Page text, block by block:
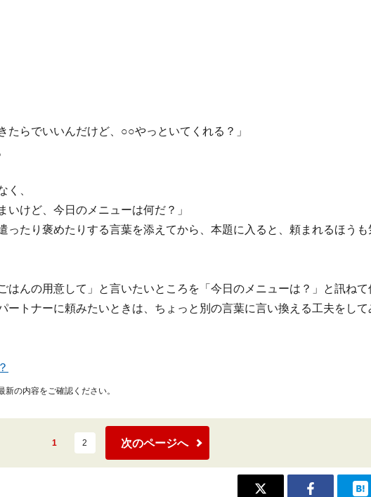
たらでいいんだけど、○○やっといてくれる？」
く、
いけど、今日のメニューは何だ？」
ったり褒めたりする言葉を添えてから、本題に入ると、頼まれるほうも
はんの用意して」と言いたいところを「今日のメニューは？」と訊ねて
ートナーに頼みたいときは、ちょっと別の言葉に言い換える工夫をして
の内容をご確認ください。
1 2 次のページへ